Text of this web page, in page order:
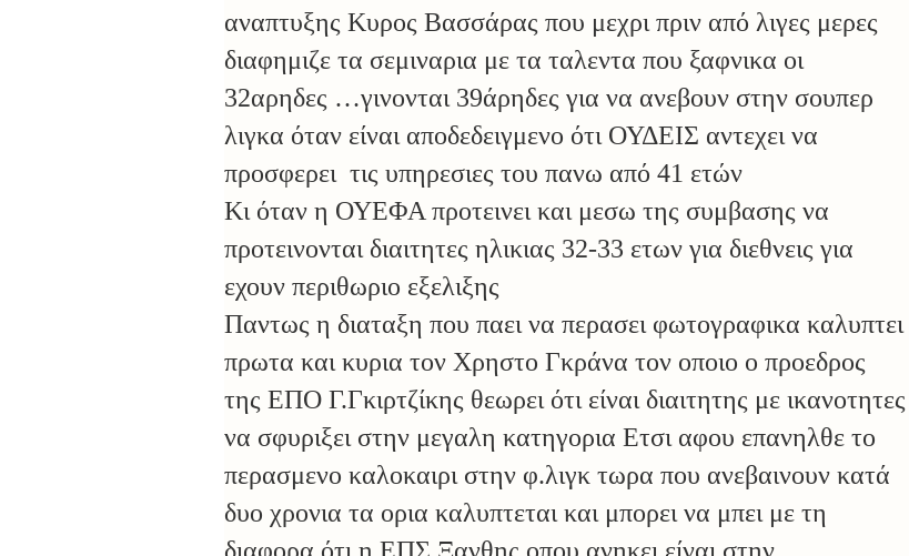
αναπτυξης Κυρος Βασσάρας που μεχρι πριν από λιγες μερες
διαφημιζε τα σεμιναρια με τα ταλεντα που ξαφνικα οι
32αρηδες …γινονται 39άρηδες για να ανεβουν στην σουπερ
λιγκα όταν είναι αποδεδειγμενο ότι ΟΥΔΕΙΣ αντεχει να
προσφερει τις υπηρεσιες του πανω από 41 ετών
Κι όταν η ΟΥΕΦΑ προτεινει και μεσω της συμβασης να
προτεινονται διαιτητες ηλικιας 32-33 ετων για διεθνεις για
εχουν περιθωριο εξελιξης
Παντως η διαταξη που παει να περασει φωτογραφικα καλυπτει
πρωτα και κυρια τον Χρηστο Γκράνα τον οποιο ο προεδρος
της ΕΠΟ Γ.Γκιρτζίκης θεωρει ότι είναι διαιτητης με ικανοτητες
να σφυριξει στην μεγαλη κατηγορια Ετσι αφου επανηλθε το
περασμενο καλοκαιρι στην φ.λιγκ τωρα που ανεβαινουν κατά
δυο χρονια τα ορια καλυπτεται και μπορει να μπει με τη